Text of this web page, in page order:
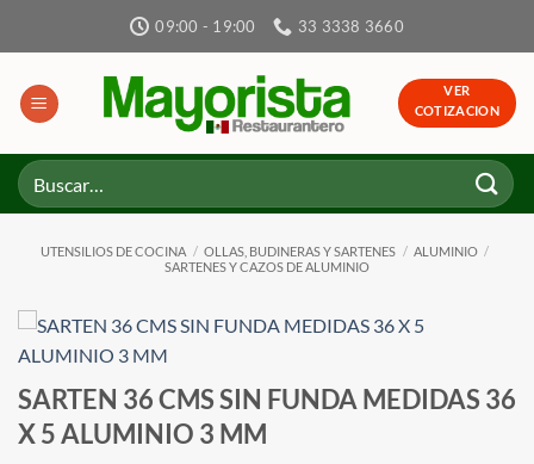
09:00 - 19:00 33 3338 3660
VER
COTIZACION
Buscar
por:
UTENSILIOS DE COCINA / OLLAS, BUDINERAS Y SARTENES / ALUMINIO /
SARTENES Y CAZOS DE ALUMINIO
SARTEN 36 CMS SIN FUNDA MEDIDAS 36
X 5 ALUMINIO 3 MM